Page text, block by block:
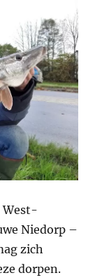
West-
Niedorp –
zich
dorpen.